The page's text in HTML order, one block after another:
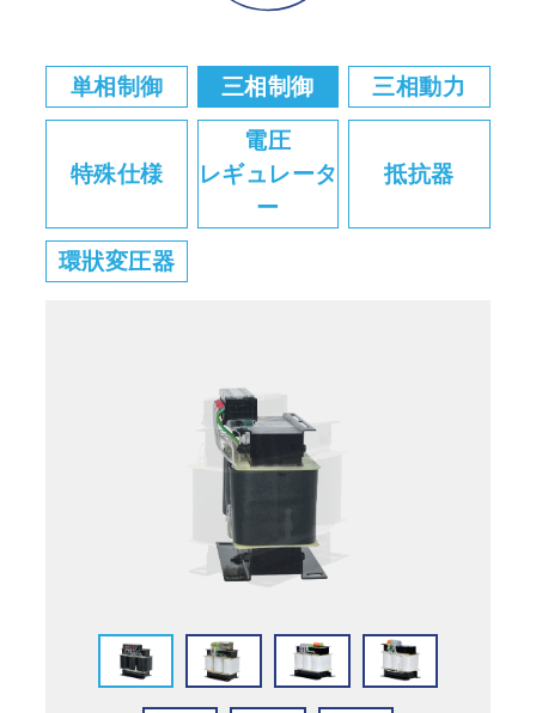
単相制御 三相制御 三相動力
特殊仕様
電圧
レギュレータ
ー
抵抗器
環狀変圧器